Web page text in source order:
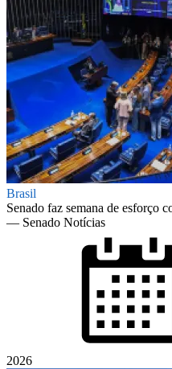
Brasil
Senado faz semana de esforço
— Senado Notícias
2026